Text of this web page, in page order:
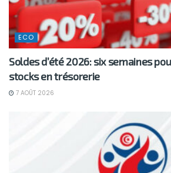
ECO
Soldes d’été 2026: six semaines
stocks en trésorerie
7 AOÛT 2026